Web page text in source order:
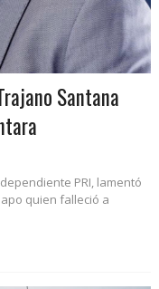
Santana
PRI, lamentó
quien falleció a